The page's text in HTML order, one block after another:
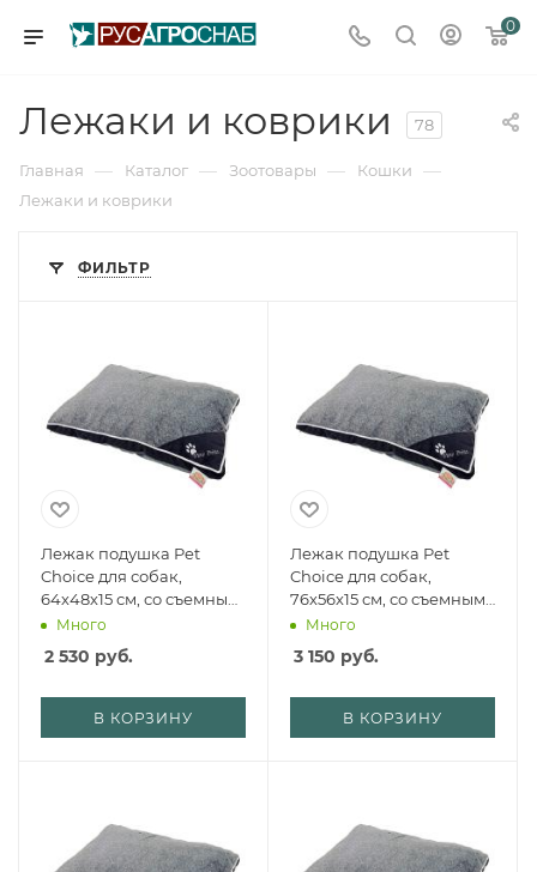
0
Лежаки и коврики 78
Главная — Каталог — Зоотовары — Кошки —
Лежаки и коврики
ФИЛЬТР
Лежак подушка Pet
Choice для собак,
64х48х15 см, со съемным
чехлом, графит
Много
2 530 руб.
В КОРЗИНУ
Лежак подушка Pet
Choice для собак,
76х56х15 см, со съемным
чехлом, графит
Много
3 150 руб.
В КОРЗИНУ